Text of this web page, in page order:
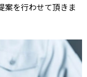
案を行わせて頂きま